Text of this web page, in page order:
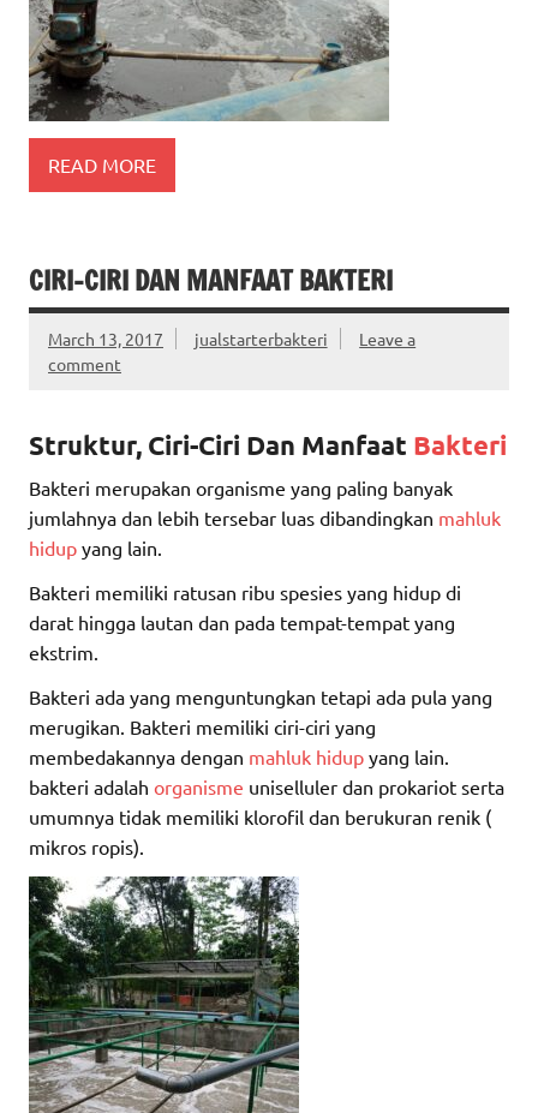
READ MORE
CIRI-CIRI DAN MANFAAT BAKTERI
March 13, 2017 jualstarterbakteri
Leave a
comment
Struktur, Ciri-Ciri Dan Manfaat Bakteri
Bakteri merupakan organisme yang paling banyak
jumlahnya dan lebih tersebar luas dibandingkan mahluk
hidup yang lain.
Bakteri memiliki ratusan ribu spesies yang hidup di
darat hingga lautan dan pada tempat-tempat yang
ekstrim.
Bakteri ada yang menguntungkan tetapi ada pula yang
merugikan. Bakteri memiliki ciri-ciri yang
membedakannya dengan mahluk hidup yang lain.
bakteri adalah organisme uniselluler dan prokariot serta
umumnya tidak memiliki klorofil dan berukuran renik (
mikros ropis).